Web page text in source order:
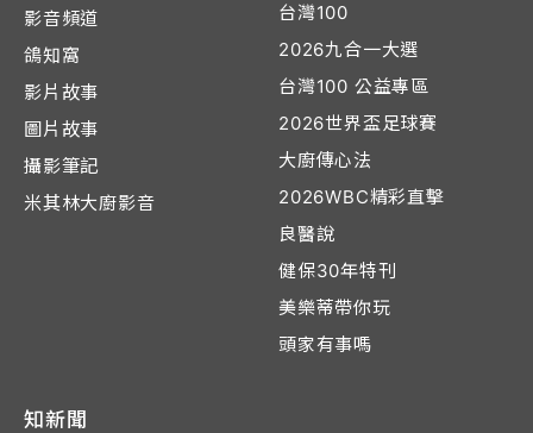
影音頻道
鴿知窩
影片故事
圖片故事
攝影筆記
米其林大廚影音
台灣100
2026九合一大選
台灣100 公益專區
2026世界盃足球賽
大廚傳心法
2026WBC精彩直擊
良醫說
健保30年特刊
美樂蒂帶你玩
頭家有事嗎
知新聞